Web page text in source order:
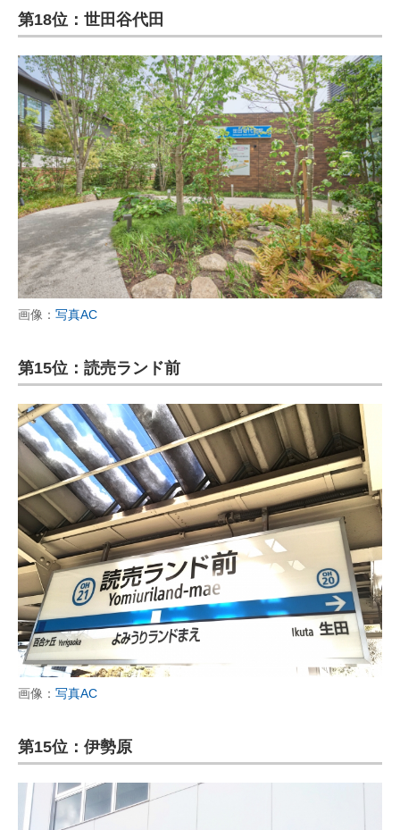
第18位：世田谷代田
画像： 写真AC
第15位：読売ランド前
画像： 写真AC
第15位：伊勢原